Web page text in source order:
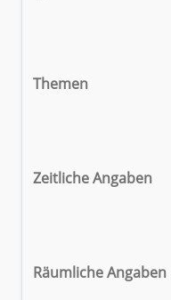
Themen
Zeitliche Angaben
Räumliche Angaben